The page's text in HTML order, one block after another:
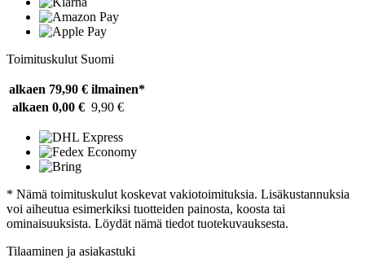
Toimituskulut Suomi
alkaen 79,90 € ilmainen*
alkaen 0,00 € 9,90 €
* Nämä toimituskulut koskevat vakiotoimituksia. Lisäkustannuksia
voi aiheutua esimerkiksi tuotteiden painosta, koosta tai
ominaisuuksista. Löydät nämä tiedot tuotekuvauksesta.
Tilaaminen ja asiakastuki